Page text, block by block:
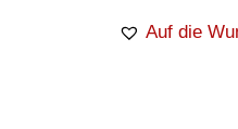
Auf die